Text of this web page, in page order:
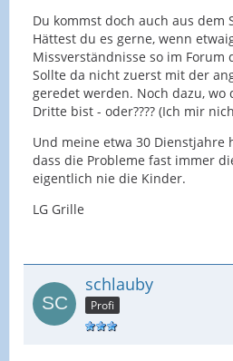
Du kommst doch auch aus dem
Hättest du es gerne, wenn
Missverständnisse so im Forum
Sollte da nicht zuerst mit der
geredet werden. Noch dazu,
Dritte bist - oder???? (Ich mir
Und meine etwa 30 Dienstjahre
dass die Probleme fast immer
eigentlich nie die Kinder.
LG Grille
schlauby
Profi